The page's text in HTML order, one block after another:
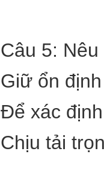
Câu 5:
Giữ ổn
Để xác
Chịu tải